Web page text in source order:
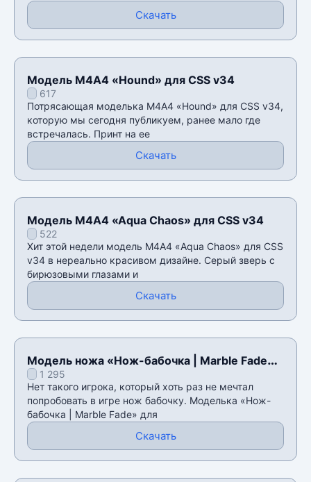
Скачать
Модель М4А4 «Hound» для CSS v34
617
Потрясающая моделька М4А4 «Hound» для CSS v34,
которую мы сегодня публикуем, ранее мало где
встречалась. Принт на ее
Скачать
Модель M4A4 «Aqua Chaos» для CSS v34
522
Хит этой недели модель M4A4 «Aqua Chaos» для CSS
v34 в нереально красивом дизайне. Серый зверь с
бирюзовыми глазами и
Скачать
Модель ножа «Нож-бабочка | Marble Fade»
для CSS v34
1 295
Нет такого игрока, который хоть раз не мечтал
попробовать в игре нож бабочку. Моделька «Нож-
бабочка | Marble Fade» для
Скачать